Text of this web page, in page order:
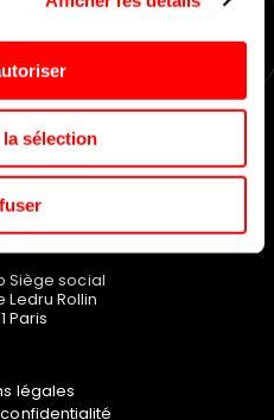
sélection
PLUS
Siège social
Ledru Rollin
Paris
légales